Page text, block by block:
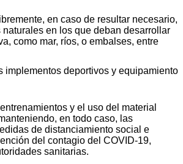
en caso de resultar necesario,
en los que deban desarrollar
como mar, ríos, o embalses, entre
implementos deportivos y equipamiento
y el uso del material
en todo caso, las
de distanciamiento social e
del contagio del COVID-19,
sanitarias.